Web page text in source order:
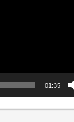
01:35